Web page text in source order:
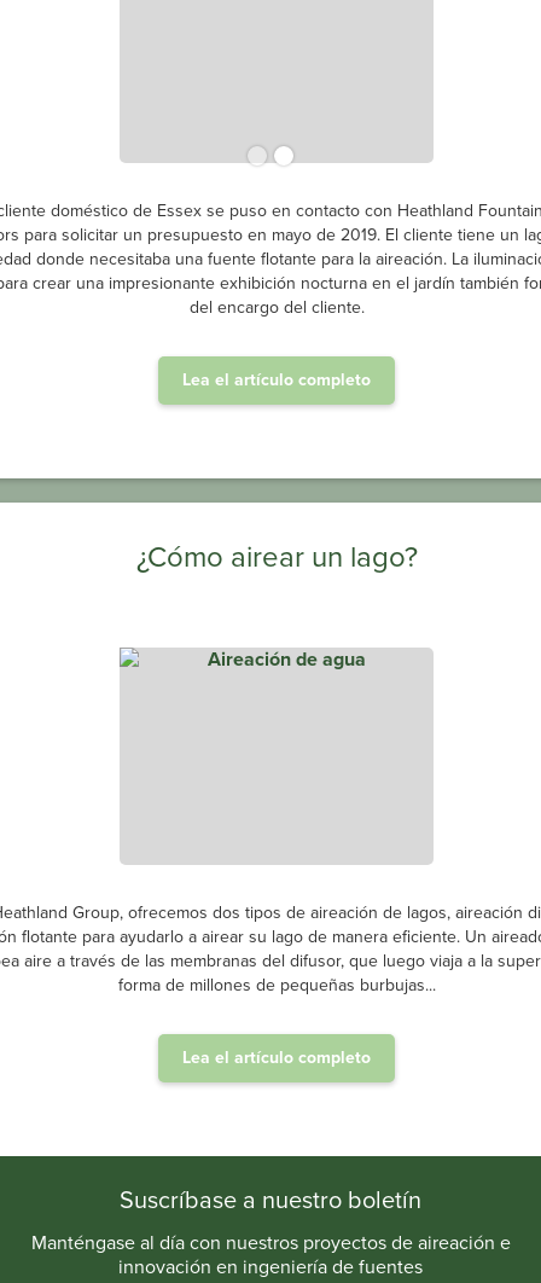
doméstico de Essex se puso en contacto con Heathland
para solicitar un presupuesto en mayo de 2019. El cliente tiene un
donde necesitaba una fuente flotante para la aireación. La
crear una impresionante exhibición nocturna en el jardín también
del encargo del cliente.
Lea el artículo completo
¿Cómo airear un lago?
Group, ofrecemos dos tipos de aireación de lagos, aireación
flotante para ayudarlo a airear su lago de manera eficiente. Un
aire a través de las membranas del difusor, que luego viaja a la
forma de millones de pequeñas burbujas...
Lea el artículo completo
Suscríbase a nuestro boletín
Manténgase al día con nuestros proyectos de aireación e
innovación en ingeniería de fuentes